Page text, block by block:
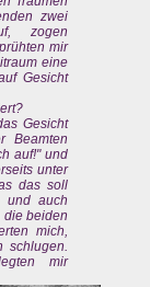
zwei
zogen
mir
eine
Gesicht
Gesicht
Beamten
auf!" und
unter
das soll
und auch
die beiden
mich,
schlugen.
mir